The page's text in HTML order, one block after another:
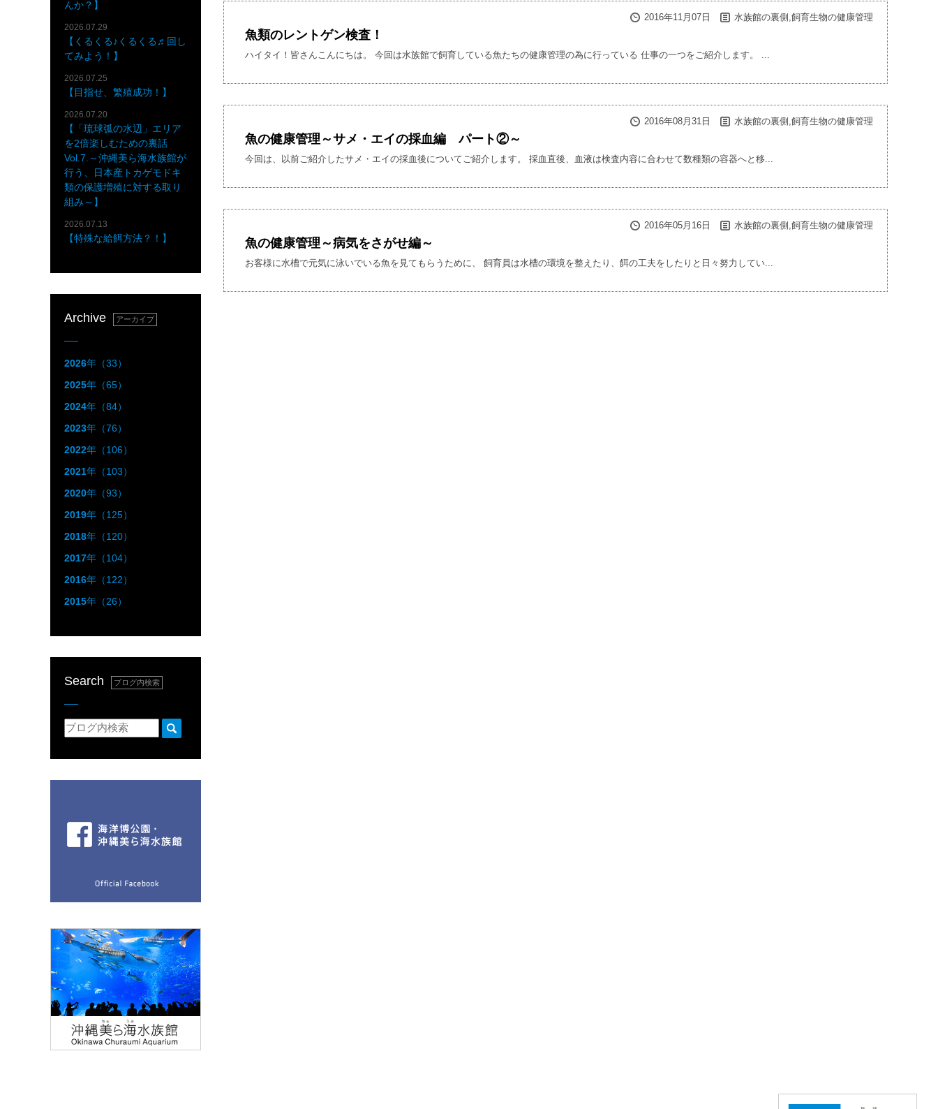
2016年11月07日 水族館の裏側,飼育生物の健康管理
魚類のレントゲン検査！
ハイタイ！皆さんこんにちは。 今回は水族館で飼育している魚たちの健康管理の為に行っている 仕事の一つをご紹介します。 ...
2016年08月31日 水族館の裏側,飼育生物の健康管理
魚の健康管理～サメ・エイの採血編 パート②～
今回は、以前ご紹介したサメ・エイの採血後についてご紹介します。 採血直後、血液は検査内容に合わせて数種類の容器へと移...
2016年05月16日 水族館の裏側,飼育生物の健康管理
魚の健康管理～病気をさがせ編～
お客様に水槽で元気に泳いでいる魚を見てもらうために、 飼育員は水槽の環境を整えたり、餌の工夫をしたりと日々努力してい...
んか？】
2026.07.29
【くるくる♪くるくる♬回し
てみよう！】
2026.07.25
【目指せ、繁殖成功！】
2026.07.20
【「琉球弧の水辺」エリア
を2倍楽しむための裏話
Vol.7.～沖縄美ら海水族館が
行う、日本産トカゲモドキ
類の保護増殖に対する取り
組み～】
2026.07.13
【特殊な給餌方法？！】
Archive アーカイブ
2026年（33）
2025年（65）
2024年（84）
2023年（76）
2022年（106）
2021年（103）
2020年（93）
2019年（125）
2018年（120）
2017年（104）
2016年（122）
2015年（26）
Search ブログ内検索